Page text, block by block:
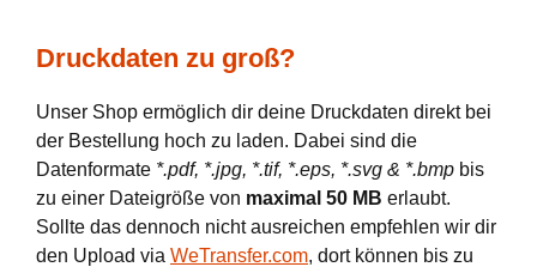
Druckdaten zu groß?
Unser Shop ermöglich dir deine Druckdaten direkt bei
der Bestellung hoch zu laden. Dabei sind die
Datenformate *.pdf, *.jpg, *.tif, *.eps, *.svg & *.bmp bis
zu einer Dateigröße von maximal 50 MB erlaubt.
Sollte das dennoch nicht ausreichen empfehlen wir dir
den Upload via WeTransfer.com, dort können bis zu